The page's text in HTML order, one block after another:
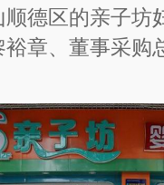
德区的亲子坊
章、董事采购